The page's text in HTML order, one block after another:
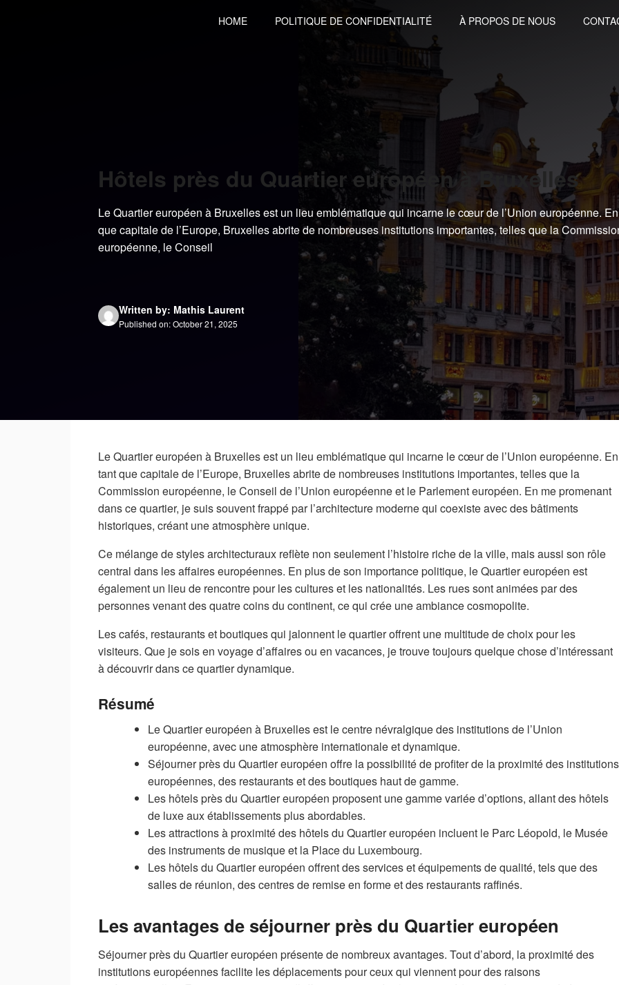
HOME POLITIQUE DE CONFIDENTIALITÉ À PROPOS DE NOUS
Hôtels près du Quartier européen à Bruxelles
Le Quartier européen à Bruxelles est un lieu emblématique qui incarne le cœur de l’Union européenne.
que capitale de l’Europe, Bruxelles abrite de nombreuses institutions importantes, telles que la
européenne, le Conseil
Written by: Mathis Laurent
Published on: October 21, 2025
Le Quartier européen à Bruxelles est un lieu emblématique qui incarne le cœur de l’Union européenne. En
tant que capitale de l’Europe, Bruxelles abrite de nombreuses institutions importantes, telles que la
Commission européenne, le Conseil de l’Union européenne et le Parlement européen. En me promenant
dans ce quartier, je suis souvent frappé par l’architecture moderne qui coexiste avec des bâtiments
historiques, créant une atmosphère unique.
Ce mélange de styles architecturaux reflète non seulement l’histoire riche de la ville, mais aussi son rôle
central dans les affaires européennes. En plus de son importance politique, le Quartier européen est
également un lieu de rencontre pour les cultures et les nationalités. Les rues sont animées par des
personnes venant des quatre coins du continent, ce qui crée une ambiance cosmopolite.
Les cafés, restaurants et boutiques qui jalonnent le quartier offrent une multitude de choix pour les
visiteurs. Que je sois en voyage d’affaires ou en vacances, je trouve toujours quelque chose d’intéressant
à découvrir dans ce quartier dynamique.
Résumé
Le Quartier européen à Bruxelles est le centre névralgique des institutions de l’Union
européenne, avec une atmosphère internationale et dynamique.
Séjourner près du Quartier européen offre la possibilité de profiter de la proximité des institutions
européennes, des restaurants et des boutiques haut de gamme.
Les hôtels près du Quartier européen proposent une gamme variée d’options, allant des hôtels
de luxe aux établissements plus abordables.
Les attractions à proximité des hôtels du Quartier européen incluent le Parc Léopold, le Musée
des instruments de musique et la Place du Luxembourg.
Les hôtels du Quartier européen offrent des services et équipements de qualité, tels que des
salles de réunion, des centres de remise en forme et des restaurants raffinés.
Les avantages de séjourner près du Quartier européen
Séjourner près du Quartier européen présente de nombreux avantages. Tout d’abord, la proximité des
institutions européennes facilite les déplacements pour ceux qui viennent pour des raisons